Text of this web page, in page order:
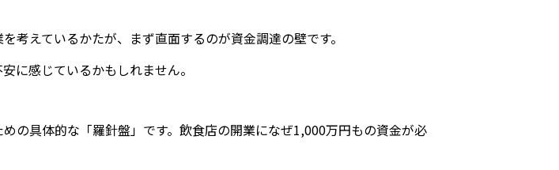
考えているかたが、まず直面するのが資金調達の壁です。
に感じているかもしれません。
の具体的な「羅針盤」です。飲食店の開業になぜ1,000万円もの資金が必